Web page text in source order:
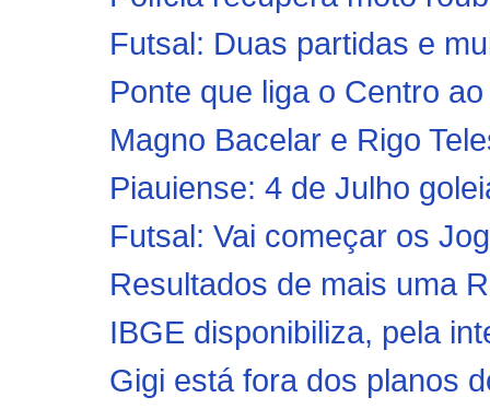
Futsal: Duas partidas e
Ponte que liga o Centro
Magno Bacelar e Rigo
Piauiense: 4 de Julho
Futsal: Vai começar os
Resultados de mais uma
IBGE disponibiliza, pela
Gigi está fora dos planos